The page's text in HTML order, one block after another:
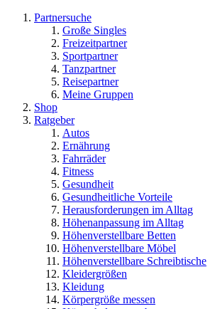
Partnersuche
Große Singles
Freizeitpartner
Sportpartner
Tanzpartner
Reisepartner
Meine Gruppen
Shop
Ratgeber
Autos
Ernährung
Fahrräder
Fitness
Gesundheit
Gesundheitliche Vorteile
Herausforderungen im Alltag
Höhenanpassung im Alltag
Höhenverstellbare Betten
Höhenverstellbare Möbel
Höhenverstellbare Schreibtische
Kleidergrößen
Kleidung
Körpergröße messen